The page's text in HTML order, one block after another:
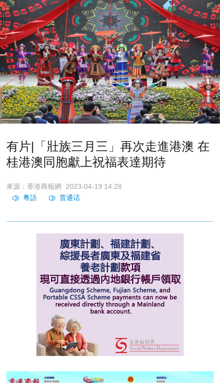
有片|「壯族三月三」再次走進港澳 在
桂港澳同胞獻上祝福表達期待
來源：香港商報網 2023-04-19 14:28